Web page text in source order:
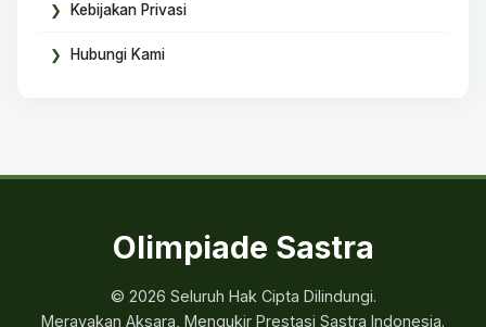
Kebijakan Privasi
Hubungi Kami
Olimpiade Sastra
© 2026 Seluruh Hak Cipta Dilindungi.
Merayakan Aksara, Mengukir Prestasi Sastra Indonesia.